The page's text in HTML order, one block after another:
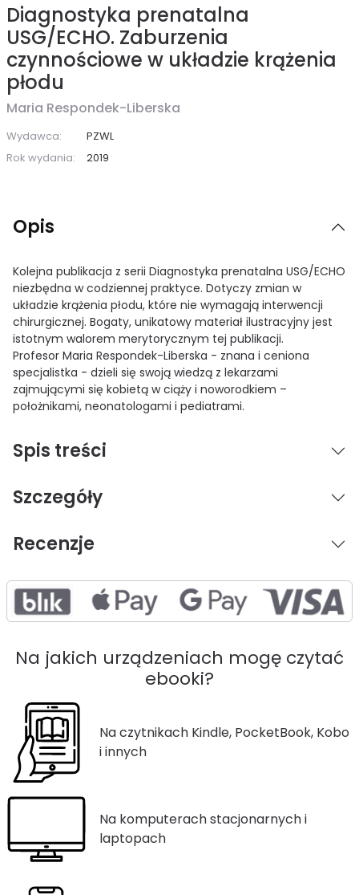
Diagnostyka prenatalna
USG/ECHO. Zaburzenia
czynnościowe w układzie krążenia
płodu
Maria Respondek-Liberska
Wydawca:
PZWL
Rok wydania:
2019
Opis
Kolejna publikacja z serii Diagnostyka prenatalna USG/ECHO
niezbędna w codziennej praktyce. Dotyczy zmian w
układzie krążenia płodu, które nie wymagają interwencji
chirurgicznej. Bogaty, unikatowy materiał ilustracyjny jest
istotnym walorem merytorycznym tej publikacji.
Profesor Maria Respondek-Liberska - znana i ceniona
specjalistka - dzieli się swoją wiedzą z lekarzami
zajmującymi się kobietą w ciąży i noworodkiem –
położnikami, neonatologami i pediatrami.
Spis treści
Szczegóły
Recenzje
Na jakich urządzeniach mogę czytać
ebooki?
Na czytnikach Kindle, PocketBook, Kobo
i innych
Na komputerach stacjonarnych i
laptopach